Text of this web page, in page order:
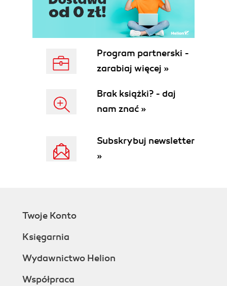
Program partnerski -
zarabiaj więcej »
Brak książki? - daj
nam znać »
Subskrybuj newsletter
»
Twoje Konto
Księgarnia
Wydawnictwo Helion
Współpraca